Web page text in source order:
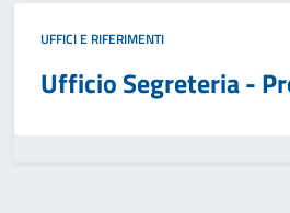
UFFICI E RIFERIMENTI
Ufficio Segreteria -